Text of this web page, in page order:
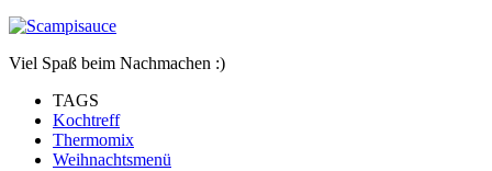
Viel Spaß beim Nachmachen :)
TAGS
Kochtreff
Thermomix
Weihnachtsmenü